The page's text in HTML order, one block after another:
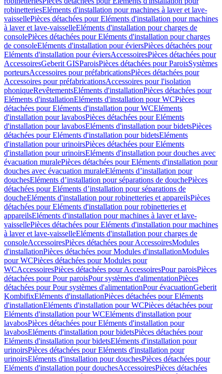
robinetteriesEléments d'installation pour machines à laver et lave-
vaissellePièces détachées pour Eléments d'installation pour machines
à laver et lave-vaisselleEléments d'installation pour charges de
consolePièces détachées pour Eléments d'installation pour charges
de consoleEléments d'installation pour éviersPièces détachées pour
Eléments d'installation pour éviersAccessoiresPièces détachées pour
AccessoiresGeberit GISParoisPièces détachées pour ParoisSystèmes
porteursAccessoires pour préfabricationsPièces détachées pour
Accessoires pour préfabricationsAccessoires pour l'isolation
phoniqueRevêtementsEléments d'installationPièces détachées pour
Eléments d'installationEléments d'installation pour WCPièces
détachées pour Eléments d'installation pour WCEléments
d'installation pour lavabosPièces détachées pour Eléments
d'installation pour lavabosEléments d'installation pour bidetsPièces
détachées pour Eléments d'installation pour bidetsEléments
d'installation pour urinoirsPièces détachées pour Eléments
d'installation pour urinoirsEléments d'installation pour douches avec
évacuation muralePièces détachées pour Eléments d'installation pour
douches avec évacuation muraleEléments d’installation pour
douchesEléments d’installation pour séparations de douchePièces
détachées pour Eléments d’installation pour séparations de
doucheEléments d'installation pour robinetteries et appareilsPièces
détachées pour Eléments d'installation pour robinetteries et
appareilsEléments d'installation pour machines à laver et lave-
vaissellePièces détachées pour Eléments d'installation pour machines
à laver et lave-vaisselleEléments d'installation pour charges de
consoleAccessoiresPièces détachées pour AccessoiresModules
d'installationPièces détachées pour Modules d'installationModules
pour WCPièces détachées pour Modules pour
WCAccessoiresPièces détachées pour AccessoiresPour paroisPièces
détachées pour Pour paroisPour systèmes d'alimentationPièces
détachées pour Pour systèmes d'alimentationPour évacuationGeberit
KombifixEléments d'installationPièces détachées pour Eléments
d'installationEléments d'installation pour WCPièces détachées pour
Eléments d'installation pour WCEléments d'installation pour
lavabosPièces détachées pour Eléments d'installation pour
lavabosEléments d'installation pour bidetsPièces détachées pour
Eléments d'installation pour bidetsEléments d'installation pour
urinoirsPièces détachées pour Eléments d'installation pour
urinoirsEléments d'installation pour douchesPièces détachées pour
Eléments d'installation pour douchesAccessoiresPièces détachées